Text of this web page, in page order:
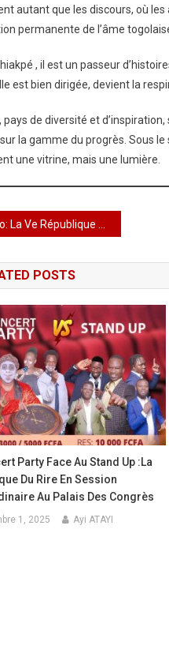
autant que les discours, où
permanente de l’âme
, il est un passeur
est bien dirigée, devient la
pays de diversité et
la gamme du progrès. Sous
une vitrine, mais une lumière.
accorde sa première symphonie gouvernementale
POSTS
Party Face Au Stand Up :La
Du Rire En Session
Au Palais Des Congrès
1, 2025 Ayi ATAYI